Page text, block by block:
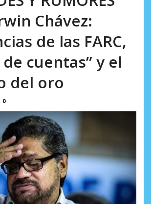
Chávez:
de las FARC,
cuentas” y el
del oro
0